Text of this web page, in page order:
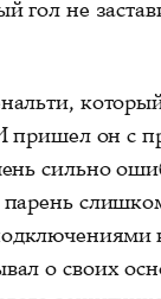
гол не
пришел он с
сильно
о своих